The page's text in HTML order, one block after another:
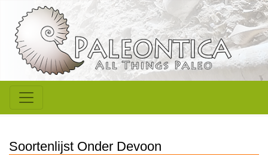
Soortenlijst Onder Devoon